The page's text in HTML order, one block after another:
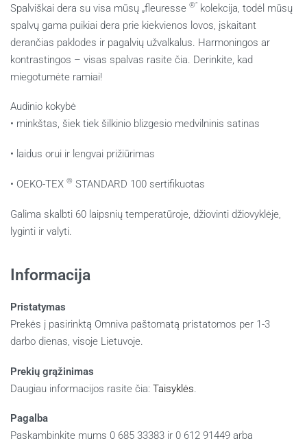
Spalviškai dera su visa mūsų „fleuresse ®“ kolekcija, todėl mūsų
spalvų gama puikiai dera prie kiekvienos lovos, įskaitant
derančias paklodes ir pagalvių užvalkalus. Harmoningos ar
kontrastingos – visas spalvas rasite čia. Derinkite, kad
miegotumėte ramiai!
Audinio kokybė
• minkštas, šiek tiek šilkinio blizgesio medvilninis satinas
• laidus orui ir lengvai prižiūrimas
• OEKO-TEX ® STANDARD 100 sertifikuotas
Galima skalbti 60 laipsnių temperatūroje, džiovinti džiovyklėje,
lyginti ir valyti.
Informacija
Pristatymas
Prekės į pasirinktą Omniva paštomatą pristatomos per 1-3
darbo dienas, visoje Lietuvoje.
Prekių grąžinimas
Daugiau informacijos rasite čia: Taisyklės
Pagalba
Paskambinkite mums 0 685 33383 ir 0 612 91449 arba